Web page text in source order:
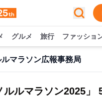
グルメ 旅行 ファッショ
マラソン広報事務局
ルルマラソン2025」